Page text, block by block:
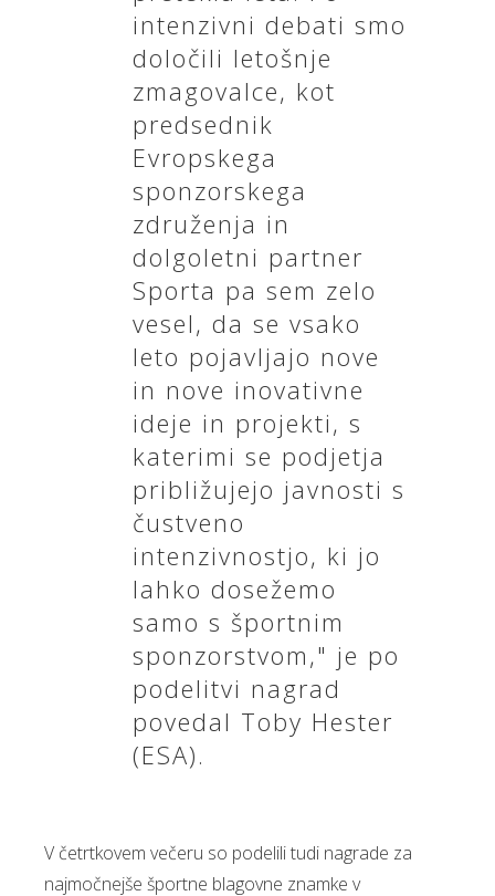
intenzivni debati smo
določili letošnje
zmagovalce, kot
predsednik
Evropskega
sponzorskega
združenja in
dolgoletni partner
Sporta pa sem zelo
vesel, da se vsako
leto pojavljajo nove
in nove inovativne
ideje in projekti, s
katerimi se podjetja
približujejo javnosti s
čustveno
intenzivnostjo, ki jo
lahko dosežemo
samo s športnim
sponzorstvom," je po
podelitvi nagrad
povedal Toby Hester
(ESA).
V četrtkovem večeru so podelili tudi nagrade za
najmočnejše športne blagovne znamke v